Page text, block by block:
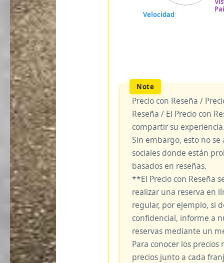
Precio con Reseña /
Reseña / El Precio con
compartir su
Sin embargo, esto no
sociales donde están
basados en reseñas.
**El Precio con Reseña
realizar una reserva en
regular, por ejemplo, si
confidencial, informe a
reservas mediante un
Para conocer los
precios junto a cada